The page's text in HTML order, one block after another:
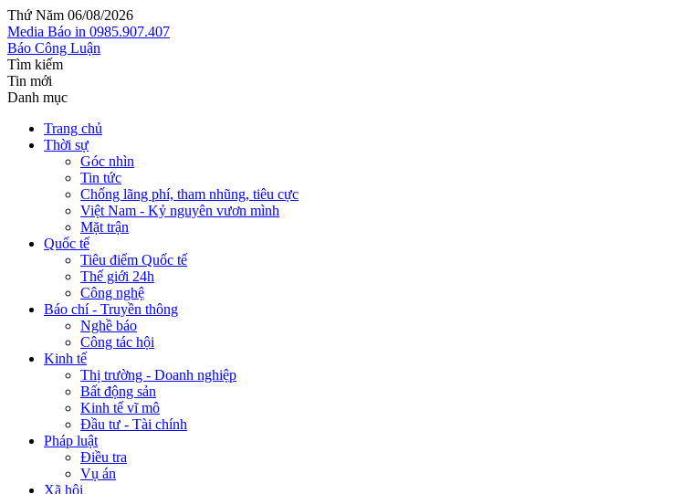
Thứ Năm 06/08/2026
Media Báo in 0985.907.407
Báo Công Luận
Tìm kiếm
Tin mới
Danh mục
Trang chủ
Thời sự
Góc nhìn
Tin tức
Chống lãng phí, tham nhũng, tiêu cực
Việt Nam - Kỷ nguyên vươn mình
Mặt trận
Quốc tế
Tiêu điểm Quốc tế
Thế giới 24h
Công nghệ
Báo chí - Truyền thông
Nghề báo
Công tác hội
Kinh tế
Thị trường - Doanh nghiệp
Bất động sản
Kinh tế vĩ mô
Đầu tư - Tài chính
Pháp luật
Điều tra
Vụ án
Xã hội